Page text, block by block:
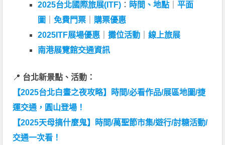
2025台北國際旅展(ITF) ： 時間、地點 ｜平面
圖
｜免費門票
購票優惠
2025ITF展場優惠 ｜攤位活動 ｜線上旅展
南港展覽館交通資訊
📍 台北新景點、活動：
【2025台北白晝之夜攻略】時間/必看作品/展區地圖/捷
運交通，圓山登場！
【2025天母搞什麼鬼】時間/萬聖節市集/遊行/討糖活動/
交通一次看！